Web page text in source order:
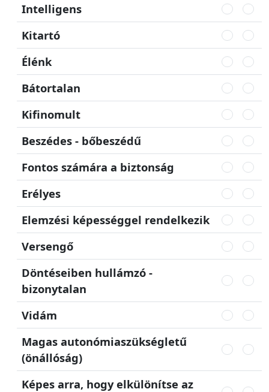
Intelligens
Kitartó
Élénk
Bátortalan
Kifinomult
Beszédes - bőbeszédű
Fontos számára a biztonság
Erélyes
Elemzési képességgel rendelkezik
Versengő
Döntéseiben hullámzó -
bizonytalan
Vidám
Magas autonómiaszükségletű
(önállóság)
Képes arra, hogy elkülönítse az